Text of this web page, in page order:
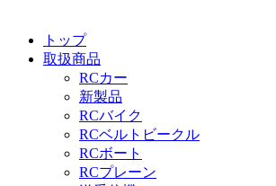
トップ
取扱商品
RCカー
新製品
RCバイク
RCベルトビークル
RCボート
RCプレーン